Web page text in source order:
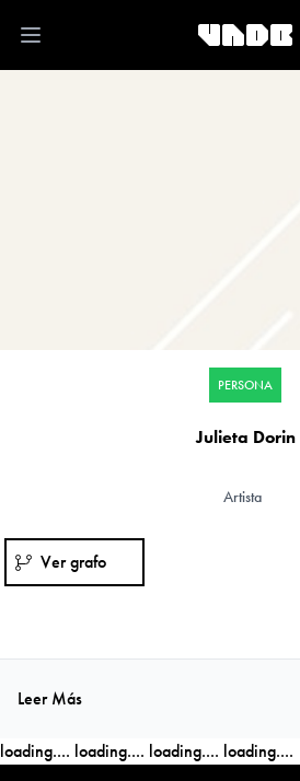
Open main menu
PERSONA
Julieta Dorin
Artista
Ver grafo
Leer Más
loading.... loading.... loading.... loading....